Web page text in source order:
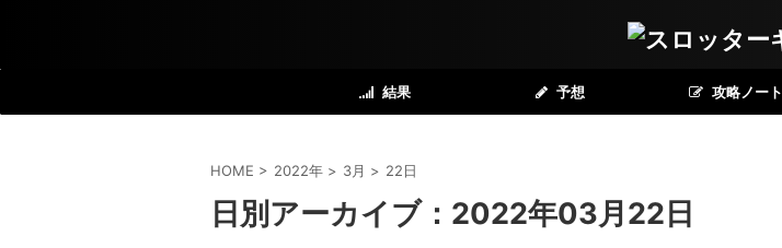
結果 予想 攻略ノート
HOME > 2022年 > 3月 > 22日
日別アーカイブ：2022年03月22日